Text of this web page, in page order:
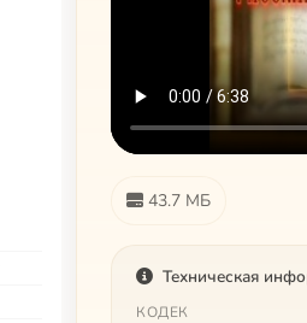
43.7 МБ
Техническая
КОДЕК